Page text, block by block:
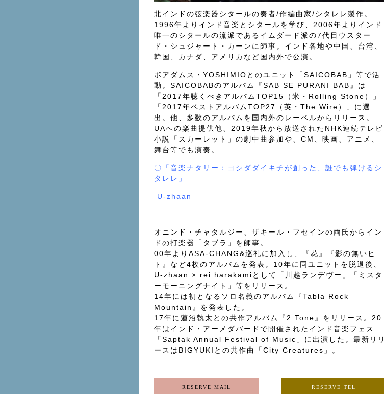
北インドの弦楽器シタールの奏者/作編曲家/シタレレ製作。
1996年よりインド音楽とシタールを学び、2006年よりインド
唯一のシタールの流派であるイムダード派の7代目ウスター
ド・シュジャート・カーンに師事。インド各地や中国、台湾、
韓国、カナダ、アメリカなど国内外で公演。
ボアダムス・YOSHIMIOとのユニット「SAICOBAB」等で活
動。SAICOBABのアルバム『SAB SE PURANI BAB』は
「2017年聴くべきアルバムTOP15（米・Rolling Stone）」
「2017年ベストアルバムTOP27（英・The Wire）」に選
出。他、多数のアルバムを国内外のレーベルからリリース。
UAへの楽曲提供他、2019年秋から放送されたNHK連続テレビ
小説「スカーレット」の劇中曲参加や、CM、映画、アニメ、
舞台等でも演奏。
〇「音楽ナタリー：ヨシダダイキチが創った、誰でも弾けるシ
タレレ」
U-zhaan
オニンド・チャタルジー、ザキール・フセインの両氏からイン
ドの打楽器「タブラ」を師事。
00年よりASA-CHANG&巡礼に加入し、『花』『影の無いヒ
ト』など4枚のアルバムを発表。10年に同ユニットを脱退後、
U-zhaan × rei harakamiとして「川越ランデヴー」「ミスタ
ーモーニングナイト」等をリリース。
14年には初となるソロ名義のアルバム『Tabla Rock
Mountain』を発表した。
17年に蓮沼執太との共作アルバム『2 Tone』をリリース。20
年はインド・アーメダバードで開催されたインド音楽フェス
「Saptak Annual Festival of Music」に出演した。最新リリ
ースはBIGYUKIとの共作曲「City Creatures」。
RESERVE MAIL RESERVE TEL